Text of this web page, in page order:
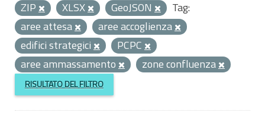
ZIP
XLSX GeoJSON
Tag:
aree attesa
aree accoglienza
edifici strategici
PCPC
aree ammassamento
zone confluenza
RISULTATO DEL FILTRO